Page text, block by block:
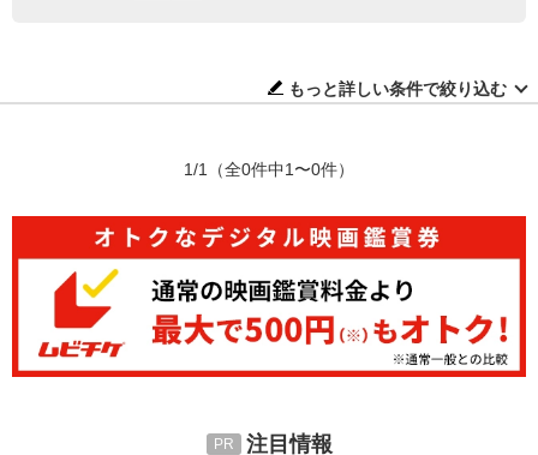
もっと詳しい条件で絞り込む
1/1 （全0件中1〜0件）
注目情報